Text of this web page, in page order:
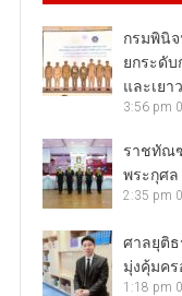
กรมพินิ
ยกระดั
และเยา
3:56 pm
ราชทัณ
พระกุศล
2:35 pm
ศาลยุติธ
มุ่งคุ้มค
1:18 pm